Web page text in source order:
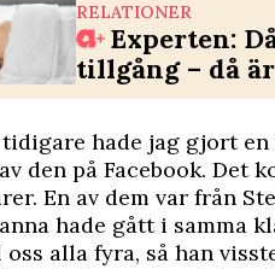
RELATIONER
Experten:
tillgång – då
hade jag gjort
den på Facebook. Det
En av dem var från
hade gått i samma
alla fyra, så han